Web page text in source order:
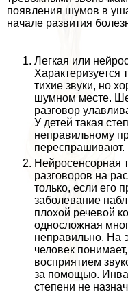
появления шумов в
начале развития
Легкая или
Хаpaктеризуется
тихие звуки, но
шумном месте.
разговор
У детей такая
неправильному
переспрашивают.
Нейросенсорная
разговоров на
только, если его
заболевание
плохой речевой
односложная
неправильно. На
человек
восприятием
за помощью.
степени не